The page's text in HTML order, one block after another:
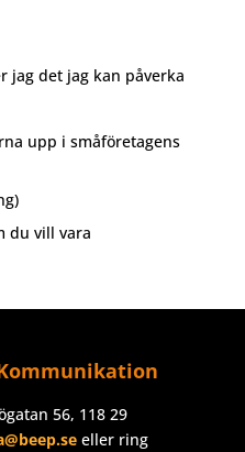
jag det jag kan påverka
upp i småföretagens
du vill vara
56, 118 29
eller ring